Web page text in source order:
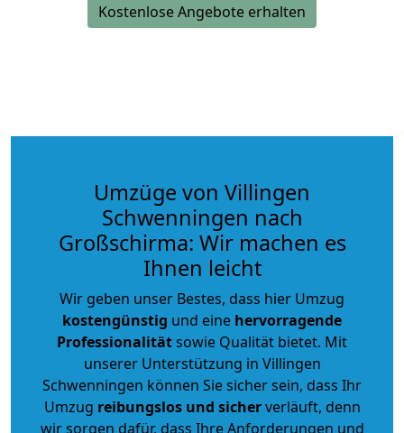
Kostenlose Angebote erhalten
Umzüge von Villingen
Schwenningen nach
Großschirma: Wir machen es
Ihnen leicht
Wir geben unser Bestes, dass hier Umzug
kostengünstig und eine hervorragende
Professionalitätsowie Qualität bietet. Mit
unserer Unterstützung in Villingen
Schwenningen können Sie sicher sein, dass Ihr
Umzug reibungslos und sicherverläuft, denn
wir sorgen dafür, dass Ihre Anforderungen und